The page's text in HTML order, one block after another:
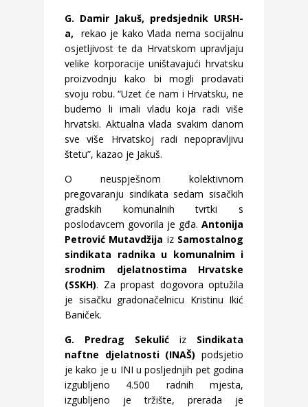
G. Damir Jakuš, predsjednik URSH-
a,
rekao je kako Vlada nema socijalnu
osjetljivost te da Hrvatskom upravljaju
velike korporacije uništavajući hrvatsku
proizvodnju kako bi mogli prodavati
svoju robu. “Uzet će nam i Hrvatsku, ne
budemo li imali vladu koja radi više
hrvatski. Aktualna vlada svakim danom
sve više Hrvatskoj radi nepopravljivu
štetu”, kazao je Jakuš.
O neuspješnom kolektivnom
pregovaranju sindikata sedam sisačkih
gradskih komunalnih tvrtki s
poslodavcem govorila je gđa. Antonija
Petrović Mutavdžija iz Samostalnog
sindikata radnika u komunalnim i
srodnim djelatnostima Hrvatske
(SSKH). Za propast dogovora optužila
je sisačku gradonačelnicu Kristinu Ikić
Baniček.
G. Predrag Sekulić iz Sindikata
naftne djelatnosti (INAŠ) podsjetio
je kako je u INI u posljednjih pet godina
izgubljeno 4.500 radnih mjesta,
izgubljeno je tržište, prerada je